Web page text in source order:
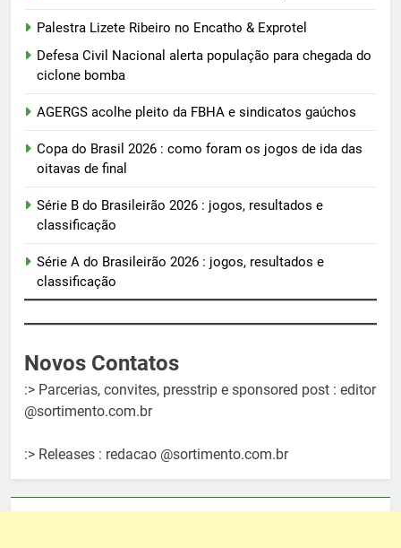
Palestra Lizete Ribeiro no Encatho & Exprotel
Defesa Civil Nacional alerta população para chegada do
ciclone bomba
AGERGS acolhe pleito da FBHA e sindicatos gaúchos
Copa do Brasil 2026 : como foram os jogos de ida das
oitavas de final
Série B do Brasileirão 2026 : jogos, resultados e
classificação
Série A do Brasileirão 2026 : jogos, resultados e
classificação
Novos Contatos
:> Parcerias, convites, presstrip e sponsored post : editor
@sortimento.com.br
:> Releases : redacao @sortimento.com.br